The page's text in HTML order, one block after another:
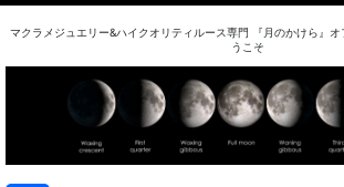
マクラメジュエリー&ハイクオリティルース専門 『月のかけら』オ
うこそ